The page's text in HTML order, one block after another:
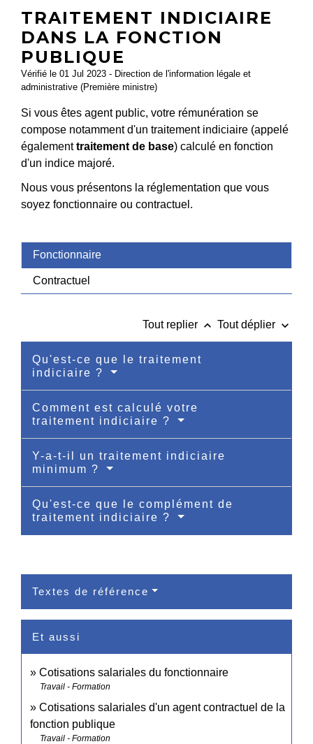
TRAITEMENT INDICIAIRE
DANS LA FONCTION
PUBLIQUE
Vérifié le 01 Jul 2023 - Direction de l'information légale et
administrative (Première ministre)
Si vous êtes agent public, votre rémunération se
compose notamment d'un traitement indiciaire (appelé
égalementtraitement de base) calculé en fonction
d'un indice majoré.
Nous vous présentons la réglementation que vous
soyez fonctionnaire ou contractuel.
Fonctionnaire
Contractuel
Tout replier keyboard_arrow_up Tout déplier keyboard_arrow_down
Qu'est-ce que le traitement
indiciaire ?
Comment est calculé votre
traitement indiciaire ?
Y-a-t-il un traitement indiciaire
minimum ?
Qu'est-ce que le complément de
traitement indiciaire ?
Textes de référence
Et aussi
Cotisations salariales du fonctionnaire
Travail - Formation
Cotisations salariales d'un agent contractuel de la
fonction publique
Travail - Formation